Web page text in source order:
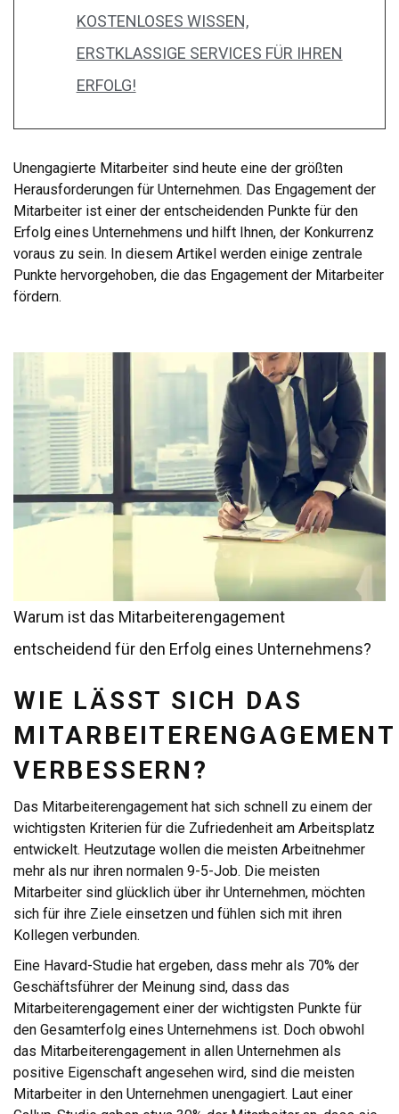
KOSTENLOSES WISSEN,
ERSTKLASSIGE SERVICES FÜR IHREN
ERFOLG!
Unengagierte Mitarbeiter sind heute eine der größten
Herausforderungen für Unternehmen. Das Engagement der
Mitarbeiter ist einer der entscheidenden Punkte für den
Erfolg eines Unternehmens und hilft Ihnen, der Konkurrenz
voraus zu sein. In diesem Artikel werden einige zentrale
Punkte hervorgehoben, die das Engagement der Mitarbeiter
fördern.
Warum ist das Mitarbeiterengagement
entscheidend für den Erfolg eines Unternehmens?
WIE LÄSST SICH DAS
MITARBEITERENGAGEMENT
VERBESSERN?
Das Mitarbeiterengagement hat sich schnell zu einem der
wichtigsten Kriterien für die Zufriedenheit am Arbeitsplatz
entwickelt. Heutzutage wollen die meisten Arbeitnehmer
mehr als nur ihren normalen 9-5-Job. Die meisten
Mitarbeiter sind glücklich über ihr Unternehmen, möchten
sich für ihre Ziele einsetzen und fühlen sich mit ihren
Kollegen verbunden.
Eine Havard-Studie hat ergeben, dass mehr als 70% der
Geschäftsführer der Meinung sind, dass das
Mitarbeiterengagement einer der wichtigsten Punkte für
den Gesamterfolg eines Unternehmens ist. Doch obwohl
das Mitarbeiterengagement in allen Unternehmen als
positive Eigenschaft angesehen wird, sind die meisten
Mitarbeiter in den Unternehmen unengagiert. Laut einer